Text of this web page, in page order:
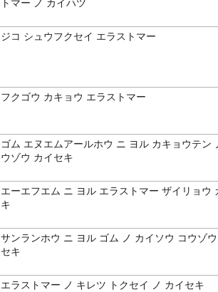
トマー ノ カイハツ
ジコ シュウフクセイ エラストマー
フクゴウ カキョウ エラストマー
ゴム エヌエムアールホウ ニ ヨル カキョウテン
ウゾウ カイセキ
エーエフエム ニ ヨル エラストマー ザイリョウ
キ
サンランホウ ニ ヨル ゴム ノ カイソウ コウゾ
セキ
エラストマー ノ キレツ トクセイ ノ カイセキ